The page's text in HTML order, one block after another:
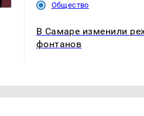
Общество
В Самаре изменили
фонтанов